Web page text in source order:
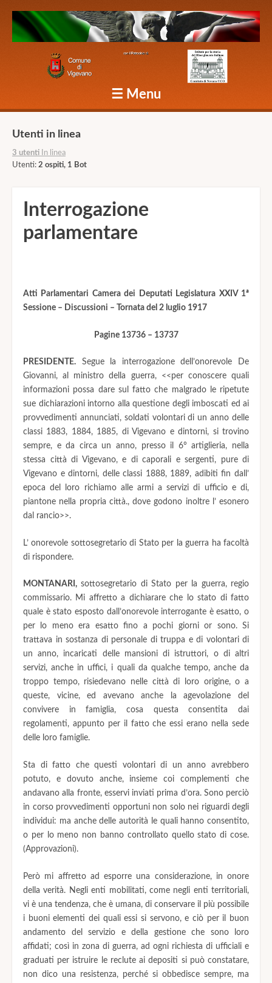
Caduti Vigevano Grande Guerra
☰ Menu
Utenti in linea
3 utenti In linea
Utenti: 2 ospiti, 1 Bot
Interrogazione
parlamentare
Atti Parlamentari Camera dei Deputati Legislatura XXIV 1ª
Sessione – Discussioni – Tornata del 2 luglio 1917
Pagine 13736 – 13737
PRESIDENTE. Segue la interrogazione dell’onorevole De
Giovanni, al ministro della guerra, <<per conoscere quali
informazioni possa dare sul fatto che malgrado le ripetute
sue dichiarazioni intorno alla questione degli imboscati ed ai
provvedimenti annunciati, soldati volontari di un anno delle
classi 1883, 1884, 1885, di Vigevano e dintorni, si trovino
sempre, e da circa un anno, presso il 6° artiglieria, nella
stessa città di Vigevano, e di caporali e sergenti, pure di
Vigevano e dintorni, delle classi 1888, 1889, adibiti fin dall’
epoca del loro richiamo alle armi a servizi di ufficio e di,
piantone nella propria città., dove godono inoltre l’ esonero
dal rancio>>.
L’ onorevole sottosegretario di Stato per la guerra ha facoltà
di rispondere.
MONTANARI, sottosegretario di Stato per la guerra, regio
commissario. Mi affretto a dichiarare che lo stato di fatto
quale è stato esposto dall’onorevole interrogante è esatto, o
per lo meno era esatto fino a pochi giorni or sono. Si
trattava in sostanza di personale di truppa e di volontari di
un anno, incaricati delle mansioni di istruttori, o di altri
servizi, anche in uffici, i quali da qualche tempo, anche da
troppo tempo, risiedevano nelle città di loro origine, o a
queste, vicine, ed avevano anche la agevolazione del
convivere in famiglia, cosa questa consentita dai
regolamenti, appunto per il fatto che essi erano nella sede
delle loro famiglie.
Sta di fatto che questi volontari di un anno avrebbero
potuto, e dovuto anche, insieme coi complementi che
andavano alla fronte, esservi inviati prima d’ora. Sono perciò
in corso provvedimenti opportuni non solo nei riguardi degli
individui: ma anche delle autorità le quali hanno consentito,
o per lo meno non banno controllato quello stato di cose.
(Approvazioni).
Però mi affretto ad esporre una considerazione, in onore
della verità. Negli enti mobilitati, come negli enti territoriali,
vi è una tendenza, che è umana, di conservare il più possibile
i buoni elementi dei quali essi si servono, e ciò per il buon
andamento del servizio e della gestione che sono loro
affidati; così in zona di guerra, ad ogni richiesta di ufficiali e
graduati per istruire le reclute ai depositi si può constatare,
non dico una resistenza, perché si obbedisce sempre, ma